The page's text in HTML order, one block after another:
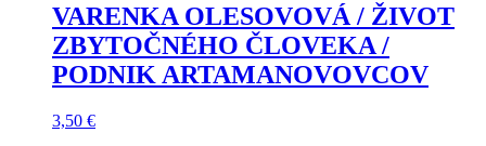
VARENKA OLESOVOVÁ / ŽIVOT
ZBYTOČNÉHO ČLOVEKA /
PODNIK ARTAMANOVOVCOV
3,50 €